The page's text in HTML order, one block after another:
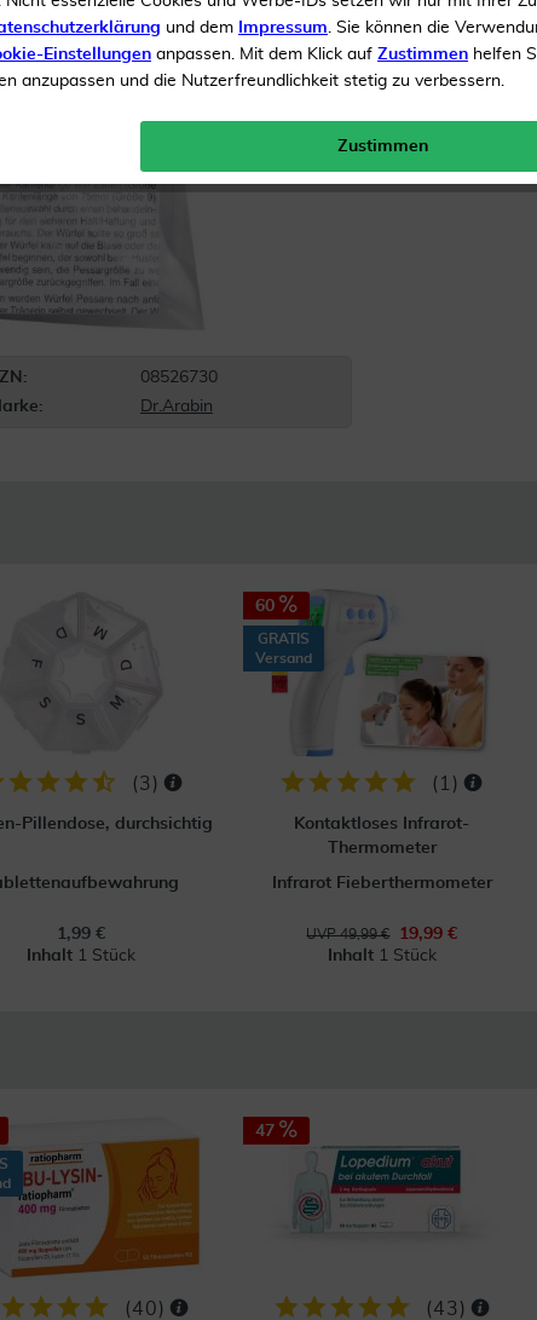
08526730
Dr.Arabin
Inhalt1
(3)
Pillendose, durchsichtig
1,99 €
Inhalt 1 Stück
60
GRATIS
Versand
( 1 )
Kontaktloses Infrarot-
Thermometer
Infrarot Fieberthermometer
UVP 49,99 €
19,99 €
Inhalt 1 Stück
(40)
47
(43)
und dem Impressum. Sie können die
Einstellungen anpassen. Mit dem Klick auf Zustimmen helfen
anzupassen und die Nutzerfreundlichkeit stetig zu verbessern.
Zustimmen